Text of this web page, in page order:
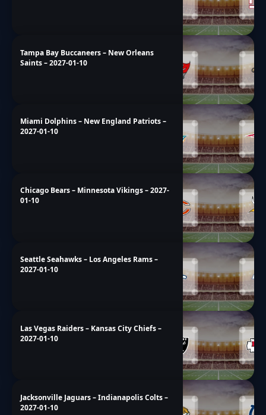
Tampa Bay Buccaneers – New Orleans
Saints – 2027-01-10
Miami Dolphins – New England Patriots –
2027-01-10
Chicago Bears – Minnesota Vikings – 2027-
01-10
Seattle Seahawks – Los Angeles Rams –
2027-01-10
Las Vegas Raiders – Kansas City Chiefs –
2027-01-10
Jacksonville Jaguars – Indianapolis Colts –
2027-01-10